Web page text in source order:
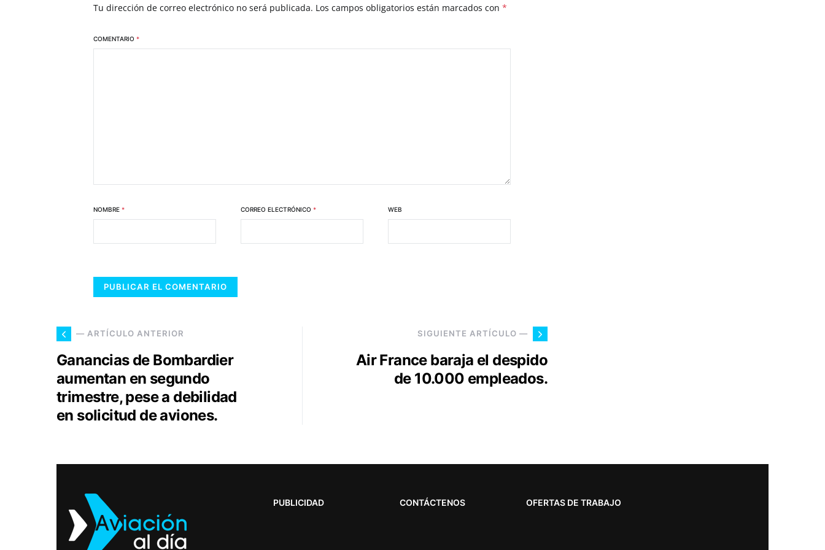
Tu dirección de correo electrónico no será publicada. Los campos obligatorios están marcados con *
COMENTARIO *
NOMBRE * CORREO ELECTRÓNICO * WEB
— ARTÍCULO ANTERIOR
Ganancias de Bombardier
aumentan en segundo
trimestre, pese a debilidad
en solicitud de aviones.
SIGUIENTE ARTÍCULO —
Air France baraja el despido
de 10.000 empleados.
PUBLICIDAD CONTÁCTENOS OFERTAS DE TRABAJO